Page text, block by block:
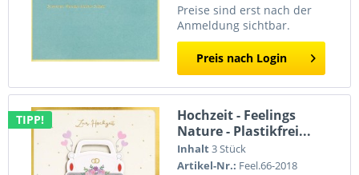
Preise sind erst nach der
Anmeldung sichtbar.
Preis nach Login
TIPP!
Hochzeit - Feelings
Nature - Plastikfrei...
Inhalt3 Stück
Artikel-Nr.: Feel.66-2018